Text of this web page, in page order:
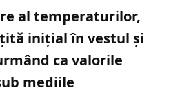
al temperaturilor,
inițial în vestul și
ca valorile
mediile